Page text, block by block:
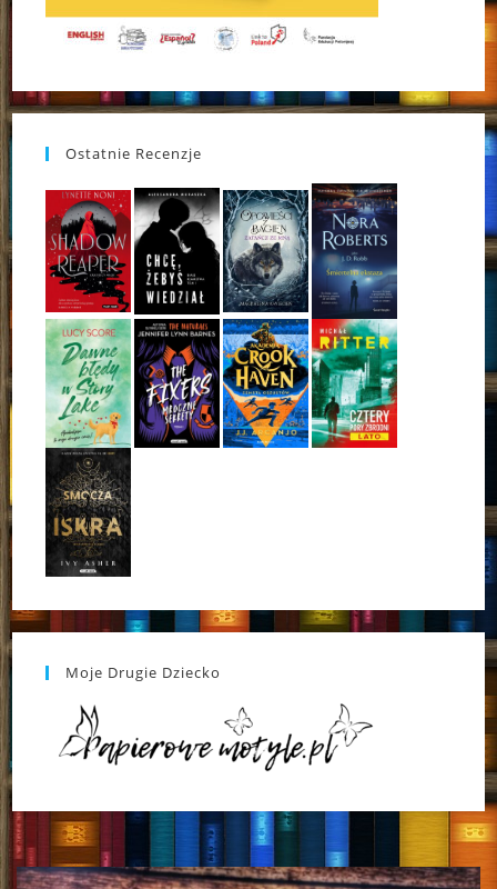
Ostatnie Recenzje
Moje Drugie Dziecko